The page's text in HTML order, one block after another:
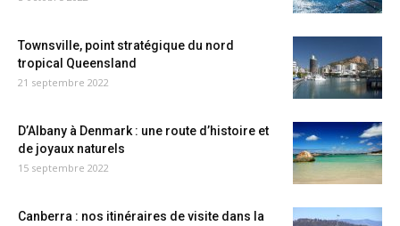
Townsville, point stratégique du nord
tropical Queensland
21 septembre 2022
D’Albany à Denmark : une route d’histoire et
de joyaux naturels
15 septembre 2022
Canberra : nos itinéraires de visite dans la